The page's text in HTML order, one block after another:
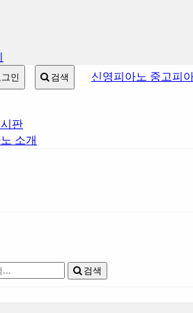
인 검색 신영피아노 중고피
판
소개
검색